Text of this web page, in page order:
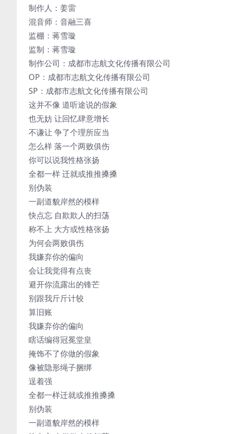
制作人：姜雷
混音师：音融三喜
监棚：蒋雪璇
监制：蒋雪璇
制作公司：成都市志航文化传播有限公司
OP：成都市志航文化传播有限公司
SP：成都市志航文化传播有限公司
这并不像 道听途说的假象
也无妨 让回忆肆意增长
不谦让 争了个理所应当
怎么样 落一个两败俱伤
你可以说我性格张扬
全都一样 迁就或推推搡搡
别伪装
一副道貌岸然的模样
快点忘 自欺欺人的扫荡
称不上 大方或性格张扬
为何会两败俱伤
我嫌弃你的偏向
会让我觉得有点丧
避开你流露出的锋芒
别跟我斤斤计较
算旧账
我嫌弃你的偏向
瞎话编得冠冕堂皇
掩饰不了你做的假象
像被隐形绳子捆绑
逞着强
全都一样迁就或推推搡搡
别伪装
一副道貌岸然的模样